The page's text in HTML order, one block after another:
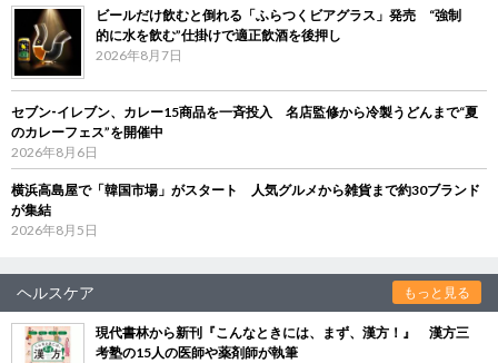
ビールだけ飲むと倒れる「ふらつくビアグラス」発売 “強制
的に水を飲む”仕掛けで適正飲酒を後押し
2026年8月7日
セブン‐イレブン、カレー15商品を一斉投入 名店監修から冷製うどんまで“夏
のカレーフェス”を開催中
2026年8月6日
横浜高島屋で「韓国市場」がスタート 人気グルメから雑貨まで約30ブランド
が集結
2026年8月5日
ヘルスケア もっと見る
現代書林から新刊『こんなときには、まず、漢方！』 漢方三
考塾の15人の医師や薬剤師が執筆